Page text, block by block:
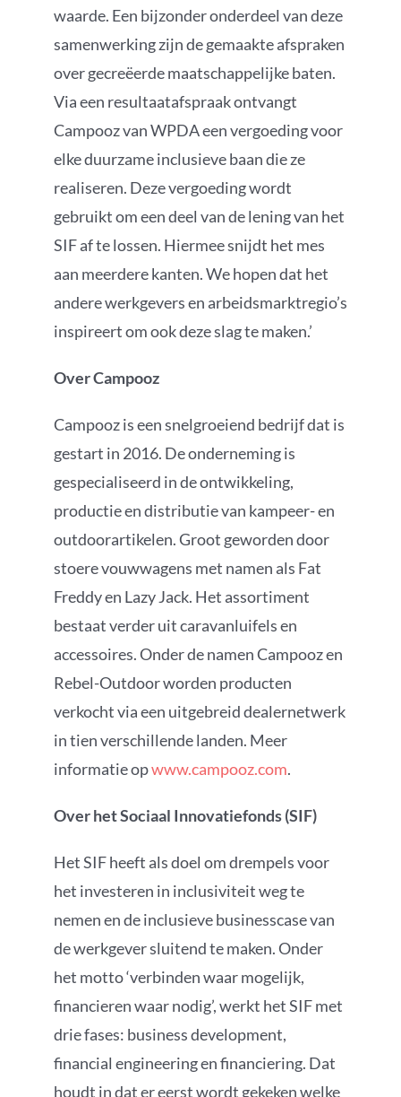
waarde. Een bijzonder onderdeel van deze
samenwerking zijn de gemaakte afspraken
over gecreëerde maatschappelijke baten.
Via een resultaatafspraak ontvangt
Campooz van WPDA een vergoeding voor
elke duurzame inclusieve baan die ze
realiseren. Deze vergoeding wordt
gebruikt om een deel van de lening van het
SIF af te lossen. Hiermee snijdt het mes
aan meerdere kanten. We hopen dat het
andere werkgevers en arbeidsmarktregio’s
inspireert om ook deze slag te maken.’
Over Campooz
Campooz is een snelgroeiend bedrijf dat is
gestart in 2016. De onderneming is
gespecialiseerd in de ontwikkeling,
productie en distributie van kampeer- en
outdoorartikelen. Groot geworden door
stoere vouwwagens met namen als Fat
Freddy en Lazy Jack. Het assortiment
bestaat verder uit caravanluifels en
accessoires. Onder de namen Campooz en
Rebel-Outdoor worden producten
verkocht via een uitgebreid dealernetwerk
in tien verschillende landen. Meer
informatie opwww.campooz.com.
Over het Sociaal Innovatiefonds (SIF)
Het SIF heeft als doel om drempels voor
het investeren in inclusiviteit weg te
nemen en de inclusieve businesscase van
de werkgever sluitend te maken. Onder
het motto ‘verbinden waar mogelijk,
financieren waar nodig’, werkt het SIF met
drie fases: business development,
financial engineering en financiering. Dat
houdt in dat er eerst wordt gekeken welke